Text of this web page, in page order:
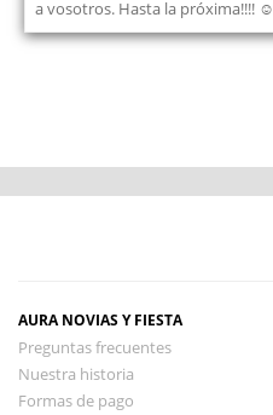
a vosotros. Hasta la próxima!!!! ☺️
AURA NOVIAS Y FIESTA
Preguntas frecuentes
Nuestra historia
Formas de pago